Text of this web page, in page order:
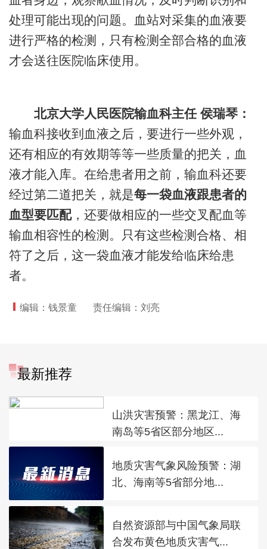
处理可能出现的问题。血站对采集的血液要
进行严格的检测，只有检测全部合格的血液
才会送往医院临床使用。
北京大学人民医院输血科主任 侯瑞琴：
输血科接收到血液之后，要进行一些外观，
还有相应的有效期等等一些质量的把关，血
液才能入库。在给患者用之前，输血科还要
经过第二道把关，就是每一袋血液跟患者的
血型要匹配，还要做相应的一些交叉配血等
输血相容性的检测。只有这些检测合格、相
符了之后，这一袋血液才能发给临床给患
者。
编辑：钱景童 责任编辑：刘亮
最新推荐
山洪灾害预警：黑龙江、海
南岛等5省区部分地区...
地质灾害气象风险预警：湖
北、海南等5省部分地...
自然资源部与中国气象局联
合发布黄色地质灾害气...